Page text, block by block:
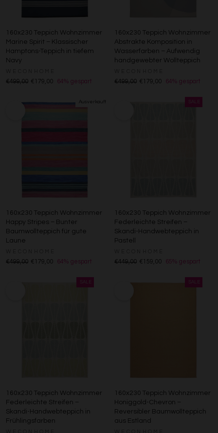
160x230 Teppich Wohnzimmer
Marine Spirit – Klassischer
Hamptons-Teppich in tiefem
Navy
€499,00 €179,00 64% gespart
160x230 Teppich Wohnzimmer
Abstrakte Komposition in
Wasserfarben – Aufwendig
handgewebter Wollteppich
€499,00 €179,00 64% gespart
160x230 Teppich Wohnzimmer
Happy Stripes – Bunter
Baumwollteppich für gute
Laune
€499,00 €179,00 64% gespart
160x230 Teppich Wohnzimmer
Federleichte Streifen –
Skandi-Handwebteppich in
Pastell
€449,00 €159,00 65% gespart
160x230 Teppich Wohnzimmer
Federleichte Streifen –
Skandi-Handwebteppich in
Frühlingsfarben
160x230 Teppich Wohnzimmer
Honiggold-Chevron –
Reversibler Baumwollteppich
aus Estland